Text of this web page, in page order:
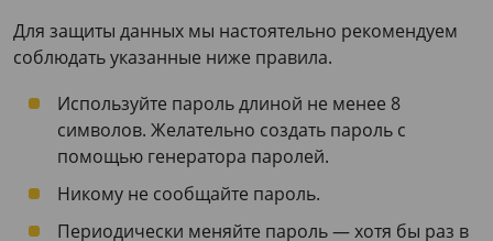
Для защиты данных мы настоятельно рекомендуем
соблюдать указанные ниже правила.
Используйте пароль длиной не менее 8
символов. Желательно создать пароль с
помощью генератора паролей.
Никому не сообщайте пароль.
Периодически меняйте пароль — хотя бы раз в